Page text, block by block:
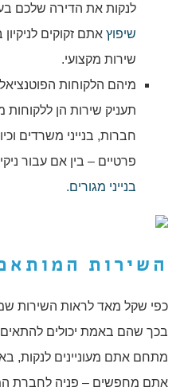
לנקות את הדירה שלכם
שיפוץ אתם זקוקים
שירות מקצועי.
מיהם הלקוחות
תעניק שירות הן ללקוחות
חברות, בנייני משרדים
פרטיים – בין אם עבור
בנייני מגורים.
השירות
כפי שקל מאד לראות השירות
בכך שהם באמת יכולים
מתחם אתם מעוניינים לנקות,
אתם מחפשים – פניה לחברת